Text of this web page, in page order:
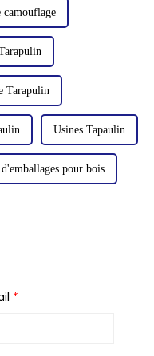
camouflage
Tarapulin
Usines Tapaulin
pour bois
*